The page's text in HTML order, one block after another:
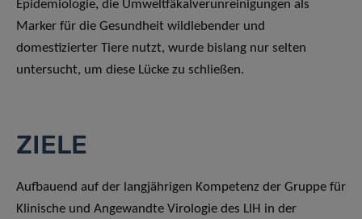
Epidemiologie, die Umweltfäkalverunreinigungen als
Marker für die Gesundheit wildlebender und
domestizierter Tiere nutzt, wurde bislang nur selten
untersucht, um diese Lücke zu schließen.
ZIELE
Aufbauend auf der langjährigen Kompetenz der Gruppe für
Klinische und Angewandte Virologie des LIH in der